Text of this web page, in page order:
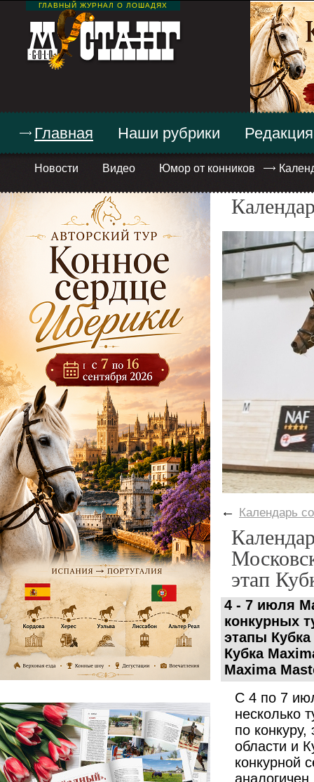
ГЛАВНЫЙ ЖУРНАЛ О ЛОШАДЯХ
Главная
Новости Видео Юмор от конников
Наши рубрики Редакция
← Календарь
этап
4 - 7 июля
конкурных
этапы
Кубка
Maxima
С 4 по 7
несколько
по
области и
конкурной